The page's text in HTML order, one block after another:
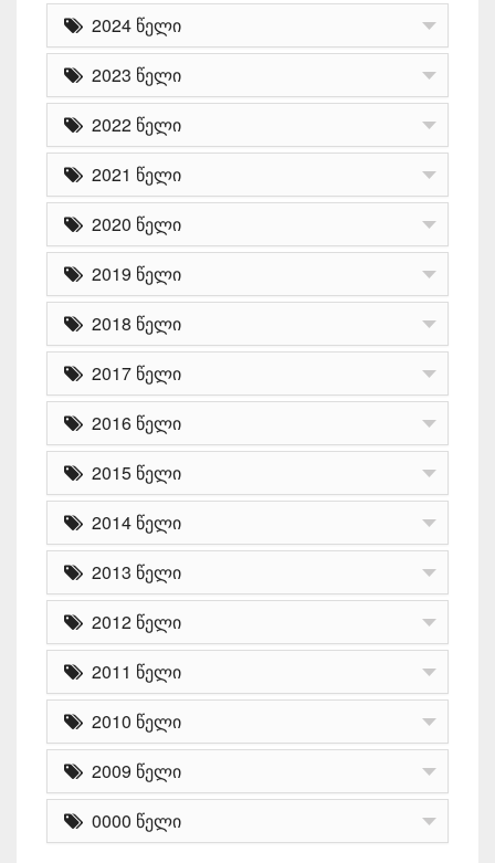
2024 წელი
2023 წელი
2022 წელი
2021 წელი
2020 წელი
2019 წელი
2018 წელი
2017 წელი
2016 წელი
2015 წელი
2014 წელი
2013 წელი
2012 წელი
2011 წელი
2010 წელი
2009 წელი
0000 წელი